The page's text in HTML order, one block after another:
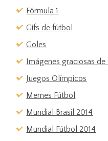
Fórmula 1
Gifs de fútbol
Goles
Imágenes graciosas de
Juegos Olímpicos
Memes Fútbol
Mundial Brasil 2014
Mundial Fútbol 2014